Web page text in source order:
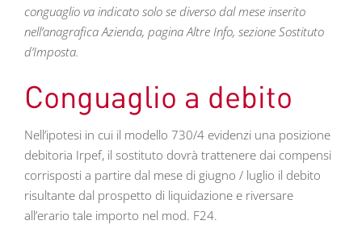
conguaglio va indicato solo se diverso dal mese inserito
nell’anagrafica Azienda, pagina Altre Info, sezione Sostituto
d’Imposta.
Conguaglio a debito
Nell’ipotesi in cui il modello 730/4 evidenzi una posizione
debitoria Irpef, il sostituto dovrà trattenere dai compensi
corrisposti a partire dal mese di giugno / luglio il debito
risultante dal prospetto di liquidazione e riversare
all’erario tale importo nel mod. F24.